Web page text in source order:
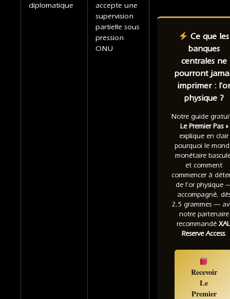
diplomatique
accepte une
supervision
partielle sous
pression
ONU
Ce que les
banques
centrales ne
pourront
imprimer : l'or
physique ?
Notre guide
Le Premier Pas »
explique en clair
pourquoi le
monétaire
et comment
commencer à
de l'or physique
accompagné,
2,5 grammes —
notre partenaire
recommandé
Reserve Access.
Recevoir
Le
Premier